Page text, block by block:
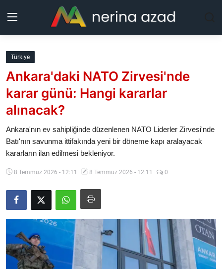
Kurdistan
Bölgeler
Yaşam
Güncel
Analiz
Galeri
Yazarlar
Türkiye
Ankara'daki NATO Zirvesi'nde
karar günü: Hangi kararlar
alınacak?
Ankara'nın ev sahipliğinde düzenlenen NATO Liderler Zirvesi'nde
Batı'nın savunma ittifakında yeni bir döneme kapı aralayacak
kararların ilan edilmesi bekleniyor.
8 Temmuz 2026 - 12:11 8 Temmuz 2026 - 12:11 0